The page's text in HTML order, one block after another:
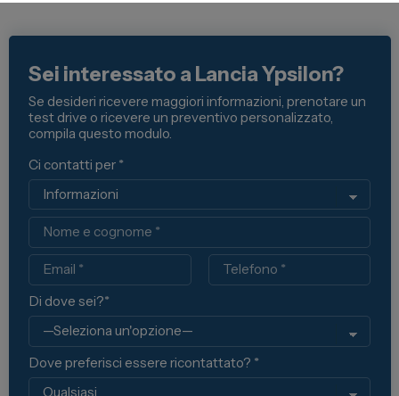
Sei interessato a Lancia Ypsilon?
Se desideri ricevere maggiori informazioni, prenotare un
test drive o ricevere un preventivo personalizzato,
compila questo modulo.
Ci contatti per *
Nome
Email Telefono
Di dove sei?*
Dove preferisci essere ricontattato? *